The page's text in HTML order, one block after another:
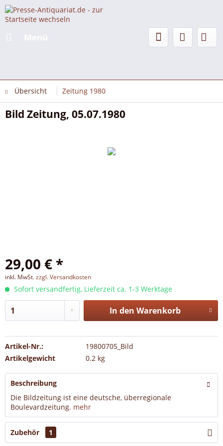
Übersicht Zeitung 1980
Bild Zeitung, 05.07.1980
29,00 € *
inkl. MwSt.zzgl. Versandkosten
Sofort versandfertig, Lieferzeit ca. 1-3 Werktage
In den Warenkorb
Artikel-Nr.:
19800705_Bild
Artikelgewicht
0.2 kg
Beschreibung
Die Bildzeitung ist eine deutsche, überregionale
Boulevardzeitung. mehr
Zubehör 1